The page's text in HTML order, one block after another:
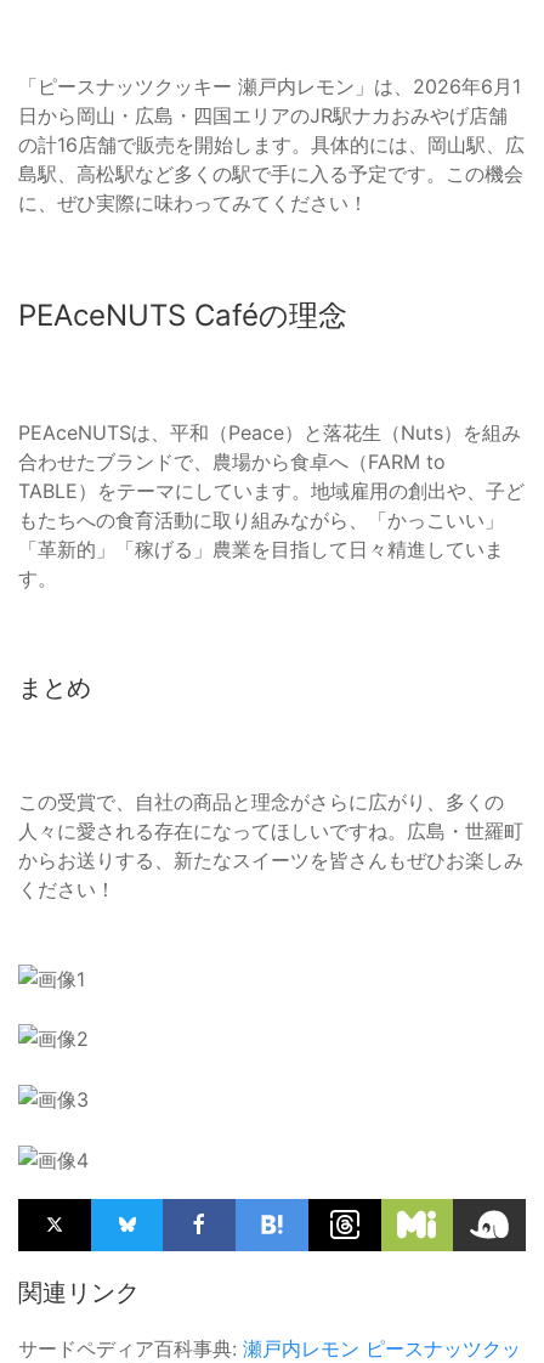
「ピースナッツクッキー 瀬戸内レモン」は、2026年6月1
日から岡山・広島・四国エリアのJR駅ナカおみやげ店舗
の計16店舗で販売を開始します。具体的には、岡山駅、広
島駅、高松駅など多くの駅で手に入る予定です。この機会
に、ぜひ実際に味わってみてください！
PEAceNUTS Caféの理念
PEAceNUTSは、平和（Peace）と落花生（Nuts）を組み
合わせたブランドで、農場から食卓へ（FARM to
TABLE）をテーマにしています。地域雇用の創出や、子ど
もたちへの食育活動に取り組みながら、「かっこいい」
「革新的」「稼げる」農業を目指して日々精進していま
す。
まとめ
この受賞で、自社の商品と理念がさらに広がり、多くの
人々に愛される存在になってほしいですね。広島・世羅町
からお送りする、新たなスイーツを皆さんもぜひお楽しみ
ください！
関連リンク
サードペディア百科事典: 瀬戸内レモン ピースナッツクッ